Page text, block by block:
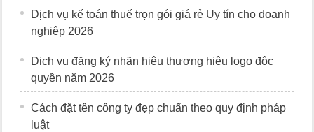
Dịch vụ kế toán thuế trọn gói giá rẻ Uy tín cho doanh
nghiệp 2026
Dịch vụ đăng ký nhãn hiệu thương hiệu logo độc
quyền năm 2026
Cách đặt tên công ty đẹp chuẩn theo quy định pháp
luật